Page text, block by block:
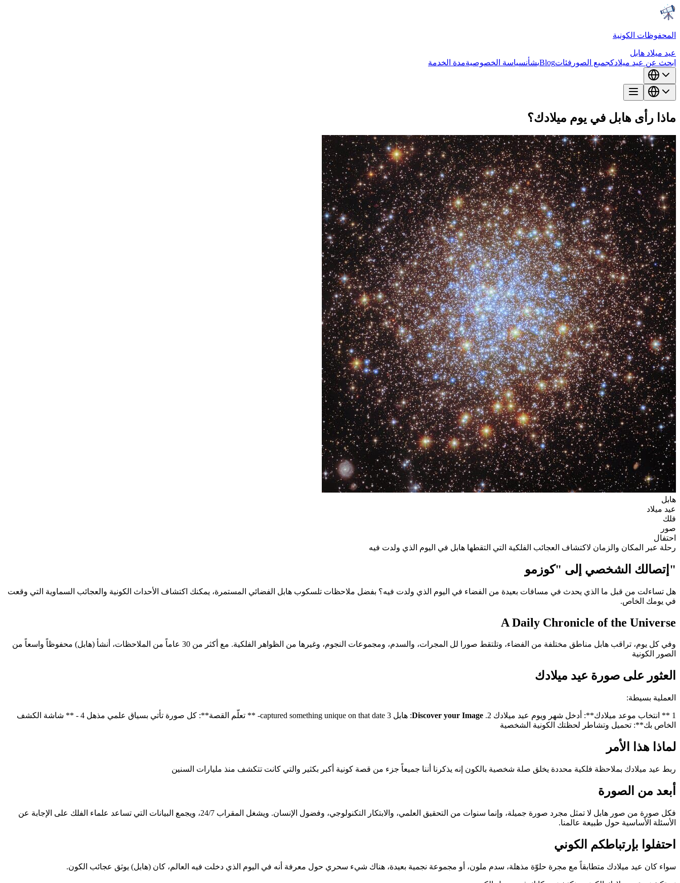
المحفوظات الكونية
عيد ميلاد هابل
ابحث عن عيد ميلادكجميع الصور فئاتBlogبشأنسياسة الخصوصيةمدة الخدمة
ماذا رأى هابل في يوم ميلادك؟
هابل
عيد ميلاد
فلك
صور
احتفال
رحلة عبر المكان والزمان لاكتشاف العجائب الفلكية التي التقطها هابل في اليوم الذي ولدت فيه
"إتصالك الشخصي إلى "كوزمو
هل تساءلت من قبل ما الذي يحدث في مسافات بعيدة من الفضاء في اليوم الذي ولدت فيه؟ بفضل ملاحظات تلسكوب هابل الفضائي المستمرة، يمكنك اكتشاف الأحداث الكونية والعجائب السماوية التي وقعت
في يومك الخاص.
A Daily Chronicle of the Universe
وفي كل يوم، تراقب هابل مناطق مختلفة من الفضاء، وتلتقط صورا لل المجرات، والسدم، ومجموعات النجوم، وغيرها من الظواهر الفلكية. مع أكثر من 30 عاماً من الملاحظات، أنشأ (هابل) محفوظاً واسعاً من
الصور الكونية
العثور على صورة عيد ميلادك
العملية بسيطة:
1 ** انتخاب موعد ميلادك**: أدخل شهر ويوم عيد ميلادك 2. Discover your Image
: هابل captured something unique on that date 3- ** تعلّم القصة**: كل صورة تأتي بسياق علمي مذهل 4 - ** شاشة الكشف
الخاص بك**: تحميل وتشاطر لحظتك الكونية الشخصية
لماذا هذا الأمر
ربط عيد ميلادك بملاحظة فلكية محددة يخلق صلة شخصية بالكون إنه يذكرنا أننا جميعاً جزء من قصة كونية أكبر بكثير والتي كانت تتكشف منذ مليارات السنين
أبعد من الصورة
فكل صورة من صور هابل لا تمثل مجرد صورة جميلة، وإنما سنوات من التحقيق العلمي، والابتكار التكنولوجي، وفضول الإنسان. ويشغل المقراب 24/7، ويجمع البيانات التي تساعد علماء الفلك على الإجابة عن
الأسئلة الأساسية حول طبيعة عالمنا.
احتفلوا بإرتباطكم الكوني
سواء كان عيد ميلادك متطابقاً مع مجرة حلوّة مذهلة، سدم ملون، أو مجموعة نجمية بعيدة، هناك شيء سحري حول معرفة أنه في اليوم الذي دخلت فيه العالم، كان (هابل) يوثق عجائب الكون.